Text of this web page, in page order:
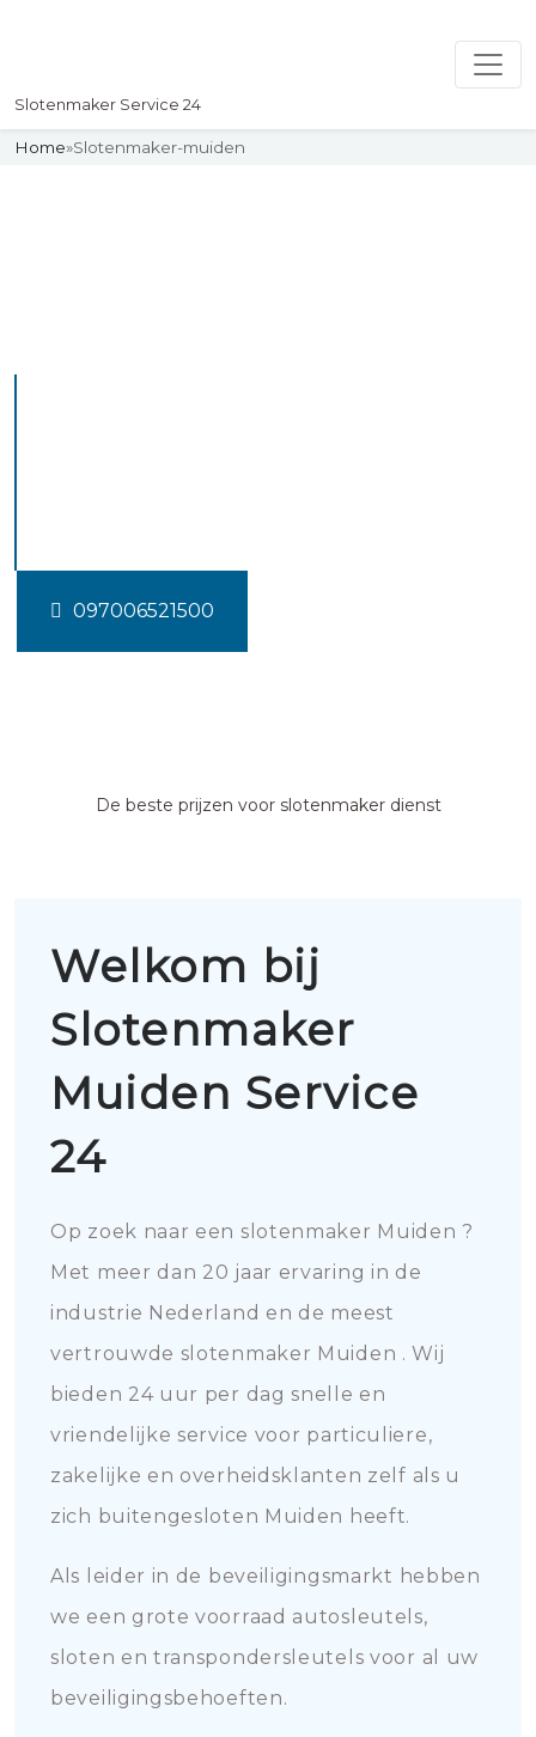
Slotenmaker Service 24
Home»Slotenmaker-muiden
097006521500
De beste prijzen voor slotenmaker dienst
Welkom bij
Slotenmaker
Muiden Service
24
Op zoek naar een slotenmaker Muiden ?
Met meer dan 20 jaar ervaring in de
industrie Nederland en de meest
vertrouwde slotenmaker Muiden . Wij
bieden 24 uur per dag snelle en
vriendelijke service voor particuliere,
zakelijke en overheidsklanten zelf als u
zich buitengesloten Muiden heeft.
Als leider in de beveiligingsmarkt hebben
we een grote voorraad autosleutels,
sloten en transpondersleutels voor al uw
beveiligingsbehoeften.